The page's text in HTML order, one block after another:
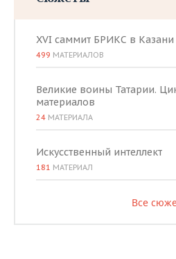
XVI саммит БРИКС в Казани
499 МАТЕРИАЛОВ
Великие воины Татарии.
материалов
24 МАТЕРИАЛА
Искусственный интеллект
181 МАТЕРИАЛ
Все